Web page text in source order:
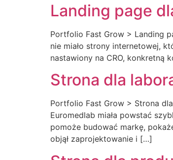
Landing page
Portfolio Fast Grow > Landing
nie miało strony internetowej,
nastawiony na CRO, konkretną
Strona dla
Portfolio Fast Grow > Strona
Euromedlab miała powstać
pomoże budować markę,
objął zaprojektowanie i […]